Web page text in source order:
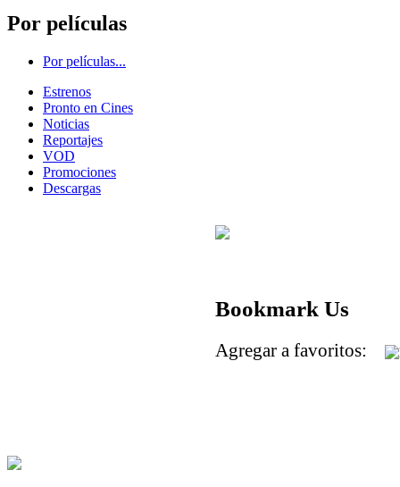
Por películas
Por películas...
Estrenos
Pronto en Cines
Noticias
Reportajes
VOD
Promociones
Descargas
Bookmark Us
Agregar a favoritos: